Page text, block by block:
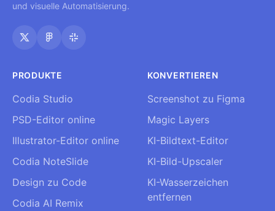
und visuelle Automatisierung.
PRODUKTE
Codia Studio
PSD-Editor online
Illustrator-Editor online
Codia NoteSlide
Design zu Code
Codia AI Remix
KONVERTIEREN
Screenshot zu Figma
Magic Layers
KI-Bildtext-Editor
KI-Bild-Upscaler
KI-Wasserzeichen
entfernen